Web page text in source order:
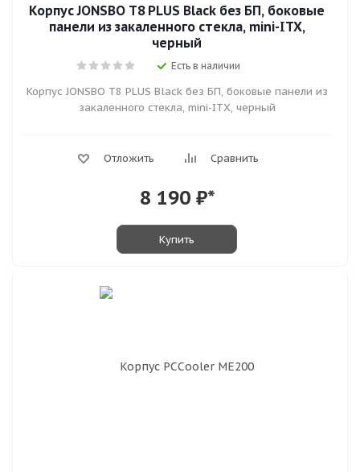
Корпус JONSBO T8 PLUS Black без БП, боковые
панели из закаленного стекла, mini-ITX,
черный
Есть в наличии
Корпус JONSBO T8 PLUS Black без БП, боковые панели из
закаленного стекла, mini-ITX, черный
Отложить Сравнить
8 190₽*
Купить